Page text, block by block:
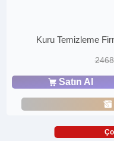
Kuru Temizleme
Satın Al